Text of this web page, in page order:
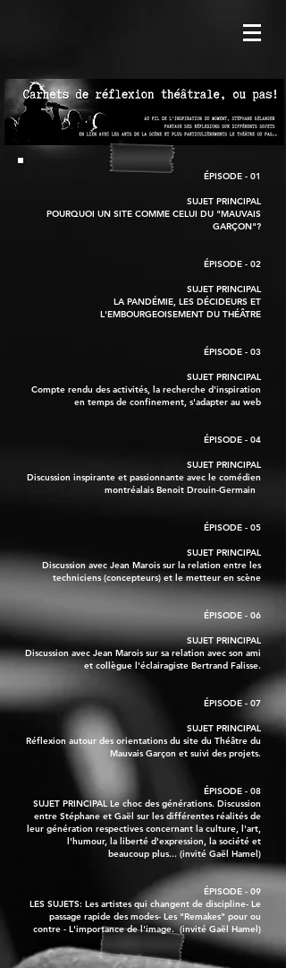
ÉPISODE - 01
SUJET PRINCIPAL
POURQUOI UN SITE COMME CELUI DU "MAUVAIS
GARÇON"?
ÉPISODE - 02
SUJET PRINCIPAL
LA PANDÉMIE, LES DÉCIDEURS ET
L'EMBOURGEOISEMENT DU THÉÂTRE
ÉPISODE - 03
SUJET PRINCIPAL
Compte rendu des activités, la recherche d'inspiration
en temps de confinement, s'adapter au web
ÉPISODE - 04
SUJET PRINCIPAL
Discussion inspirante et passionnante avec le comédien
montréalais Benoit Drouin-Germain
ÉPISODE - 05
SUJET PRINCIPAL
Discussion avec Jean Marois sur la relation entre les
techniciens (concepteurs) et le metteur en scène
ÉPISODE - 06
SUJET PRINCIPAL
Discussion avec Jean Marois sur sa relation avec son ami
et collègue l'éclairagiste Bertrand Falisse.
ÉPISODE - 07
SUJET PRINCIPAL
Réflexion autour des orientations du site du Théâtre du
Mauvais Garçon et suivi des projets.
ÉPISODE - 08
SUJET PRINCIPAL Le choc des générations. Discussion
entre Stéphane et Gaël sur les différentes réalités de
leur génération respectives concernant la culture, l'art,
l'humour, la liberté d'expression, la société et
beaucoup plus... (invité Gaël Hamel)
ÉPISODE - 09
LES SUJETS: Les artistes qui changent de discipline- Le
passage rapide des modes- Les "Remakes" pour ou
contre - L'importance de l'image. (invité Gaël Hamel)